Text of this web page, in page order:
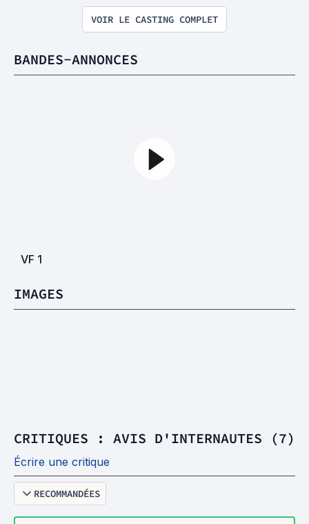
VOIR LE CASTING COMPLET
BANDES-ANNONCES
VF 1
IMAGES
CRITIQUES : AVIS D'INTERNAUTES (7)
Écrire une critique
RECOMMANDÉES